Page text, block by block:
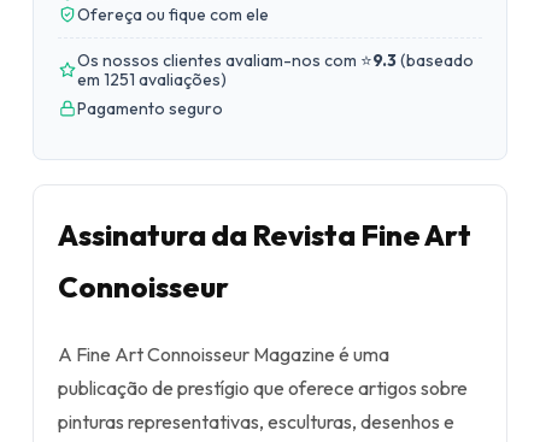
Ofereça ou fique com ele
Os nossos clientes avaliam-nos com ⭐9.3(baseado
em 1251 avaliações)
Pagamento seguro
Assinatura da Revista Fine Art
Connoisseur
A Fine Art Connoisseur Magazine é uma
publicação de prestígio que oferece artigos sobre
pinturas representativas, esculturas, desenhos e